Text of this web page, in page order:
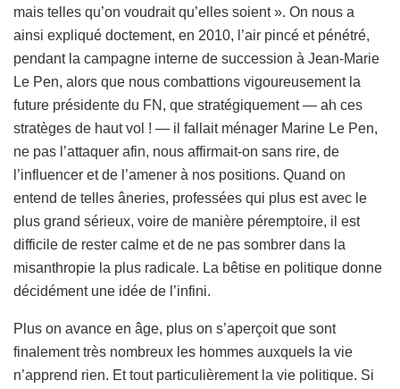
mais telles qu’on voudrait qu’elles soient ». On nous a
ainsi expliqué doctement, en 2010, l’air pincé et pénétré,
pendant la campagne interne de succession à Jean-Marie
Le Pen, alors que nous combattions vigoureusement la
future présidente du FN, que stratégiquement — ah ces
stratèges de haut vol ! — il fallait ménager Marine Le Pen,
ne pas l’attaquer afin, nous affirmait-on sans rire, de
l’influencer et de l’amener à nos positions. Quand on
entend de telles âneries, professées qui plus est avec le
plus grand sérieux, voire de manière péremptoire, il est
difficile de rester calme et de ne pas sombrer dans la
misanthropie la plus radicale. La bêtise en politique donne
décidément une idée de l’infini.
Plus on avance en âge, plus on s’aperçoit que sont
finalement très nombreux les hommes auxquels la vie
n’apprend rien. Et tout particulièrement la vie politique. Si